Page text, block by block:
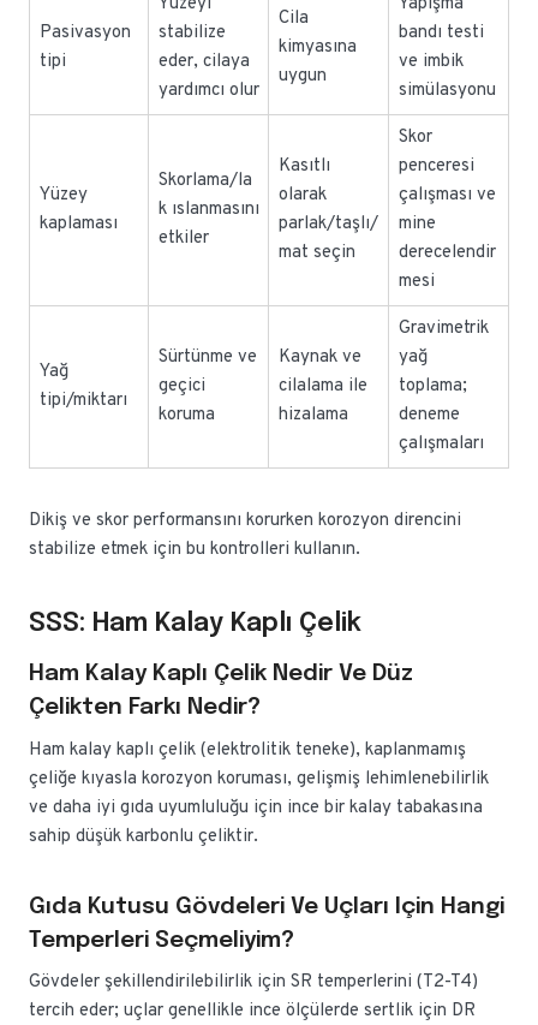
Pasivasyon
tipi
stabilize
eder, cilaya
yardımcı olur
Cila
kimyasına
uygun
bandı testi
ve imbik
simülasyonu
Yüzey
kaplaması
Skorlama/la
k ıslanmasını
etkiler
Kasıtlı
olarak
parlak/taşlı/
mat seçin
Skor
penceresi
çalışması ve
mine
derecelendir
mesi
Yağ
tipi/miktarı
Sürtünme ve
geçici
koruma
Kaynak ve
cilalama ile
hizalama
Gravimetrik
yağ
toplama;
deneme
çalışmaları
Dikiş ve skor performansını korurken korozyon direncini
stabilize etmek için bu kontrolleri kullanın.
SSS: Ham Kalay Kaplı Çelik
Ham Kalay Kaplı Çelik Nedir Ve Düz
Çelikten Farkı Nedir?
Ham kalay kaplı çelik (elektrolitik teneke), kaplanmamış
çeliğe kıyasla korozyon koruması, gelişmiş lehimlenebilirlik
ve daha iyi gıda uyumluluğu için ince bir kalay tabakasına
sahip düşük karbonlu çeliktir.
Gıda Kutusu Gövdeleri Ve Uçları Için Hangi
Temperleri Seçmeliyim?
Gövdeler şekillendirilebilirlik için SR temperlerini (T2-T4)
tercih eder; uçlar genellikle ince ölçülerde sertlik için DR